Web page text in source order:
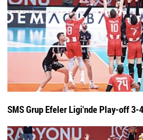
SMS Grup Efeler Ligi'nde Play-off 3-